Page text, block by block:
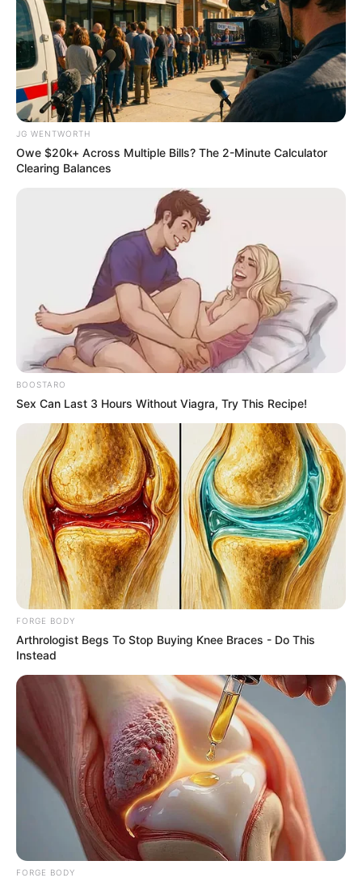
ดวงความรักสิงหาคม
อ.เดียร์ อ.เดียร์ ศาสตร์ไพ่รูปหัวใจ
ABOUT THE AUTHOR
เจ้าหมอดู
เนื้อหาที่ได้รับการโปรโมต
ER Doctor: "I Threw Out My Viagra After What I
Found On CVS Aisle 7"
FRIDAY PLANS
Plastic Surgery Splurge: Instagram Model's Quest
For Barbie Looks
BRAINBERRIES
JG WENTWORTH
Owe $20k+ Across Multiple Bills? The 2-Minute Calculator
Clearing Balances
BOOSTARO
Sex Can Last 3 Hours Without Viagra, Try This Recipe!
FORGE BODY
Arthrologist Begs To Stop Buying Knee Braces - Do This
Instead
FORGE BODY